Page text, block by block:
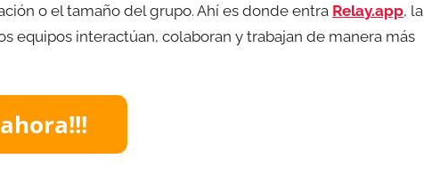
o el tamaño del grupo. Ahí es donde entra Relay.app, la
equipos interactúan, colaboran y trabajan de manera más